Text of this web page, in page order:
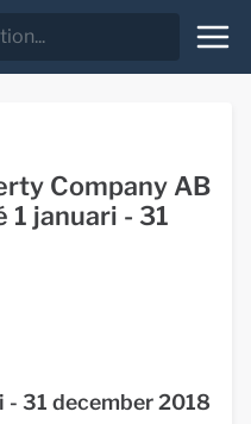
Company AB
januari - 31
- 31 december 2018